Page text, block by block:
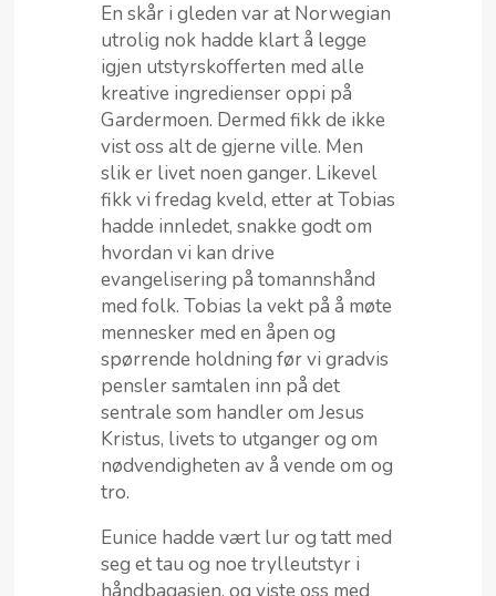
En skår i gleden var at Norwegian
utrolig nok hadde klart å legge
igjen utstyrskofferten med alle
kreative ingredienser oppi på
Gardermoen. Dermed fikk de ikke
vist oss alt de gjerne ville. Men
slik er livet noen ganger. Likevel
fikk vi fredag kveld, etter at Tobias
hadde innledet, snakke godt om
hvordan vi kan drive
evangelisering på tomannshånd
med folk. Tobias la vekt på å møte
mennesker med en åpen og
spørrende holdning før vi gradvis
pensler samtalen inn på det
sentrale som handler om Jesus
Kristus, livets to utganger og om
nødvendigheten av å vende om og
tro.
Eunice hadde vært lur og tatt med
seg et tau og noe trylleutstyr i